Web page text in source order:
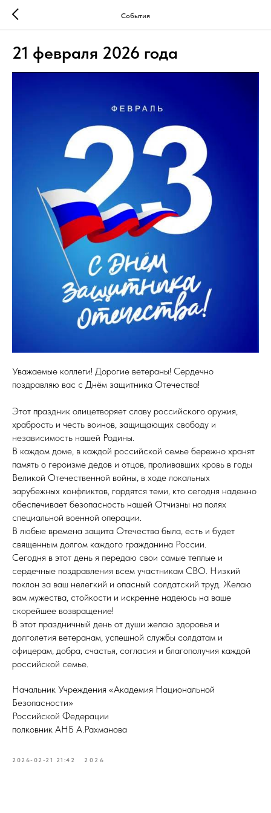
События
21 февраля 2026 года
Уважаемые коллеги! Дорогие ветераны! Сердечно
поздравляю вас с Днём защитника Отечества!
Этот праздник олицетворяет славу российского оружия,
храбрость и честь воинов, защищающих свободу и
независимость нашей Родины.
В каждом доме, в каждой российской семье бережно хранят
память о героизме дедов и отцов, проливавших кровь в годы
Великой Отечественной войны, в ходе локальных
зарубежных конфликтов, гордятся теми, кто сегодня надежно
обеспечивает безопасность нашей Отчизны на полях
специальной военной операции.
В любые времена защита Отечества была, есть и будет
священным долгом каждого гражданина России.
Сегодня в этот день я передаю свои самые теплые и
сердечные поздравления всем участникам СВО. Низкий
поклон за ваш нелегкий и опасный солдатский труд. Желаю
вам мужества, стойкости и искренне надеюсь на ваше
скорейшее возвращение!
В этот праздничный день от души желаю здоровья и
долголетия ветеранам, успешной службы солдатам и
офицерам, добра, счастья, согласия и благополучия каждой
российской семье.
Начальник Учреждения «Академия Национальной
Безопасности»
Российской Федерации
полковник АНБ А.Рахманова
2026-02-21 21:42 2026